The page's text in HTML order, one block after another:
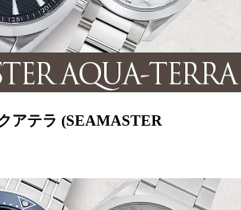
アテラ (SEAMASTER